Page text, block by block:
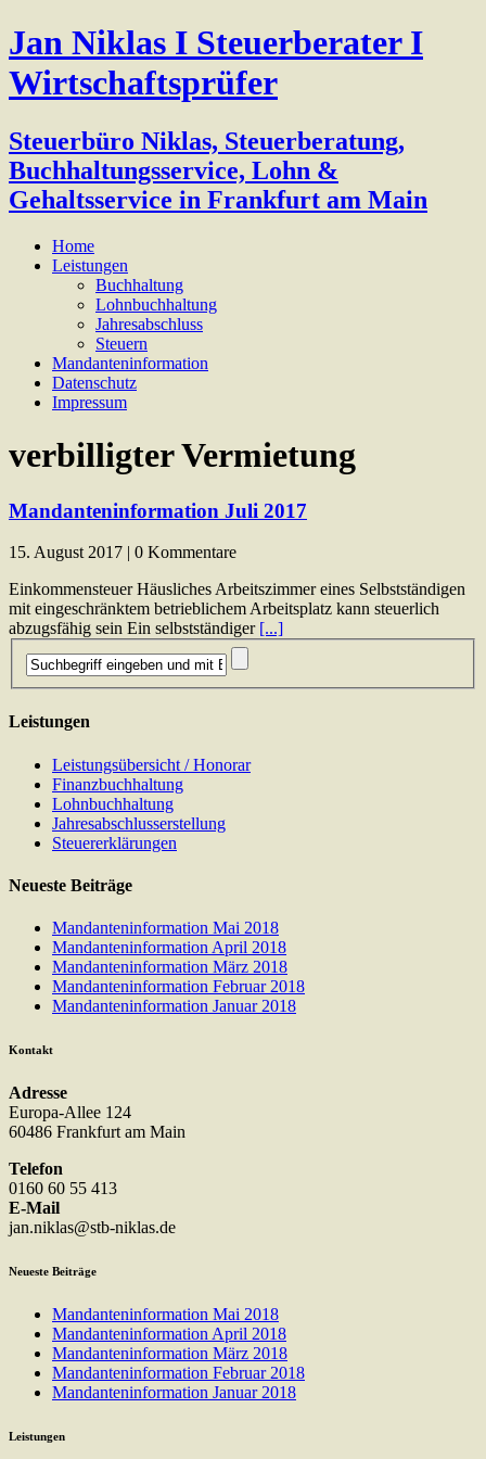
Jan Niklas I Steuerberater I
Wirtschaftsprüfer
Steuerbüro Niklas, Steuerberatung,
Buchhaltungsservice, Lohn &
Gehaltsservice in Frankfurt am Main
Home
Leistungen
Buchhaltung
Lohnbuchhaltung
Jahresabschluss
Steuern
Mandanteninformation
Datenschutz
Impressum
verbilligter Vermietung
Mandanteninformation Juli 2017
15. August 2017 | 0 Kommentare
Einkommensteuer Häusliches Arbeitszimmer eines Selbstständigen
mit eingeschränktem betrieblichem Arbeitsplatz kann steuerlich
abzugsfähig sein Ein selbstständiger [...]
Leistungen
Leistungsübersicht / Honorar
Finanzbuchhaltung
Lohnbuchhaltung
Jahresabschlusserstellung
Steuererklärungen
Neueste Beiträge
Mandanteninformation Mai 2018
Mandanteninformation April 2018
Mandanteninformation März 2018
Mandanteninformation Februar 2018
Mandanteninformation Januar 2018
Kontakt
Adresse
Europa-Allee 124
60486 Frankfurt am Main
Telefon
0160 60 55 413
E-Mail
jan.niklas@stb-niklas.de
Neueste Beiträge
Mandanteninformation Mai 2018
Mandanteninformation April 2018
Mandanteninformation März 2018
Mandanteninformation Februar 2018
Mandanteninformation Januar 2018
Leistungen